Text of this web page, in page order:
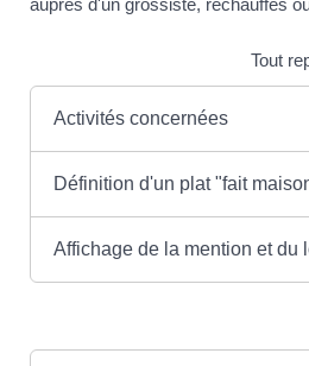
Tout
Activités concernées
Définition d'un plat "fait
Affichage de la mention et du